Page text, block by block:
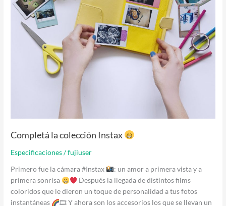
Completá la colección Instax
Especificaciones/fujiuser
Primero fue la cámara #Instax
: un amor a primera vista y a
primera sonrisa
Después la llegada de distintos films
coloridos que le dieron un toque de personalidad a tus fotos
instantáneas
🎞 Y ahora son los accesorios los que se llevan un